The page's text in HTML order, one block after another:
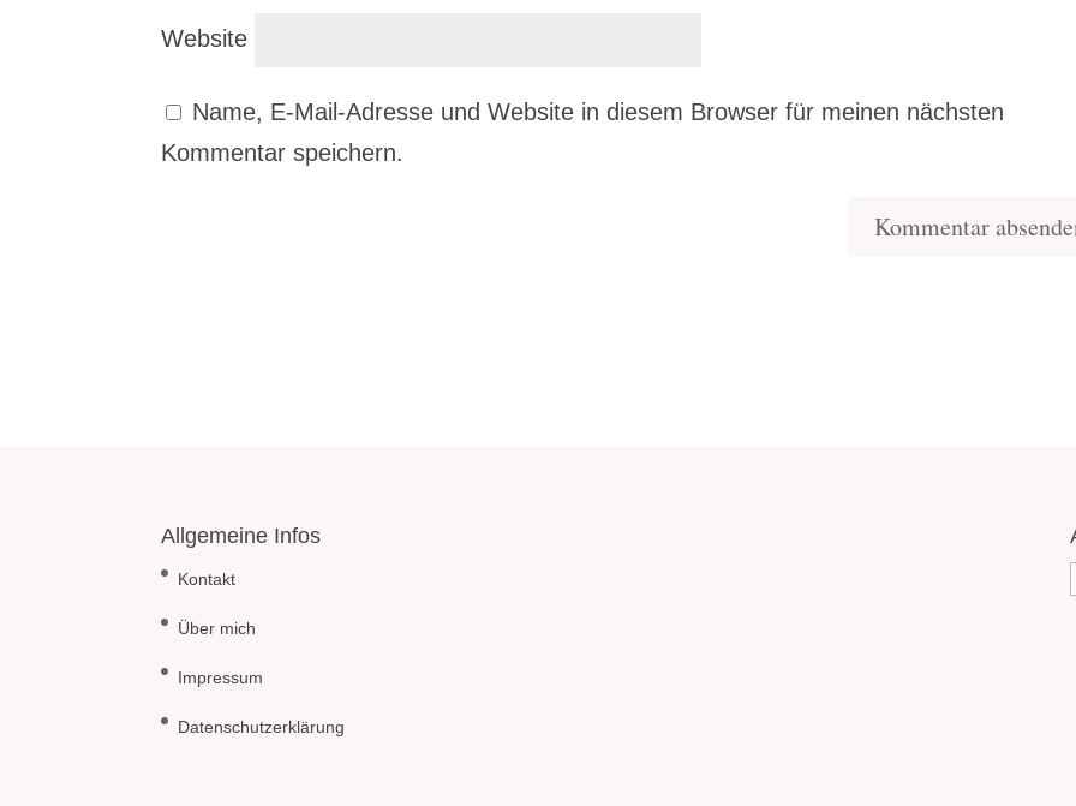
Website
Name, E-Mail-Adresse und Website in diesem Browser für meinen nächsten
Kommentar speichern.
Allgemeine Infos
Kontakt
Über mich
Impressum
Datenschutzerklärung